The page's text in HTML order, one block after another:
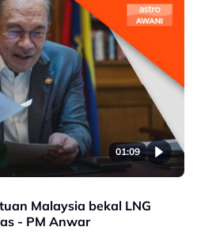
01:09
Malaysia bekal LNG
- PM Anwar